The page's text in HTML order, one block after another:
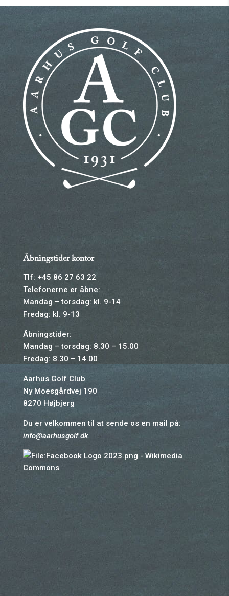
Åbningstider kontor
Tlf: +45 86 27 63 22
Telefonerne er åbne:
Mandag – torsdag: kl. 9-14
Fredag: kl. 9-13
Åbningstider:
Mandag – torsdag: 8.30 – 15.00
Fredag: 8.30 – 14.00
Aarhus Golf Club
Ny Moesgårdvej 190
8270 Højbjerg
Du er velkommen til at sende os en mail på:
info@aarhusgolf.dk.